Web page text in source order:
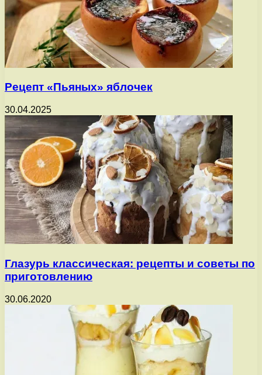
Рецепт «Пьяных» яблочек
30.04.2025
Глазурь классическая: рецепты и советы по
приготовлению
30.06.2020